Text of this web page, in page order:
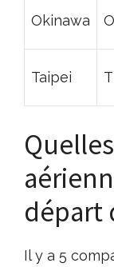
Okinawa
Taipei
départ
Il y a 5